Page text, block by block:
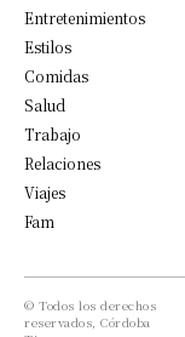
Entretenimientos
Estilos
Comidas
Salud
Trabajo
Relaciones
Viajes
Fam
© Todos los derechos
reservados, Córdoba